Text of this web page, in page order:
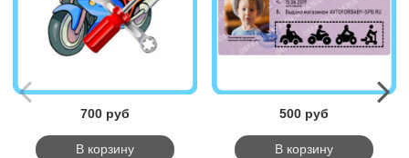
700 руб
В корзину
500 руб
В корзину